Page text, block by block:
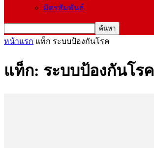
มิตรสัมพันธ์
หน้าแรก แท็ก ระบบป้องกันโรค
แท็ก: ระบบป้องกันโรค